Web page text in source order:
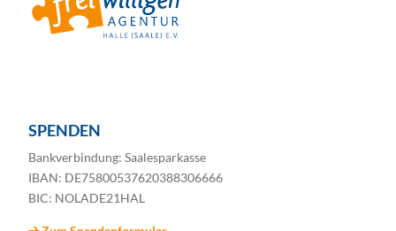
SPENDEN
Bankverbindung: Saalesparkasse
IBAN: DE75800537620388306666
BIC: NOLADE21HAL